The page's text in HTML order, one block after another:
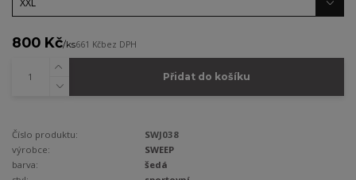
800 Kč/ks661 Kčbez DPH
Přidat do košíku
Číslo produktu:
SWJ038
výrobce:
SWEEP
barva:
šedá